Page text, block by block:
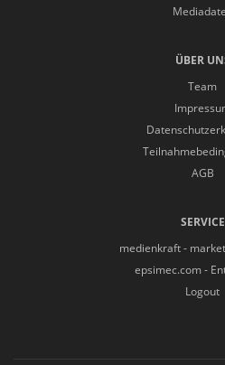
ÜBER
Team
AGB
SERVICE
medienkraft -
epsimec.com -
Logout